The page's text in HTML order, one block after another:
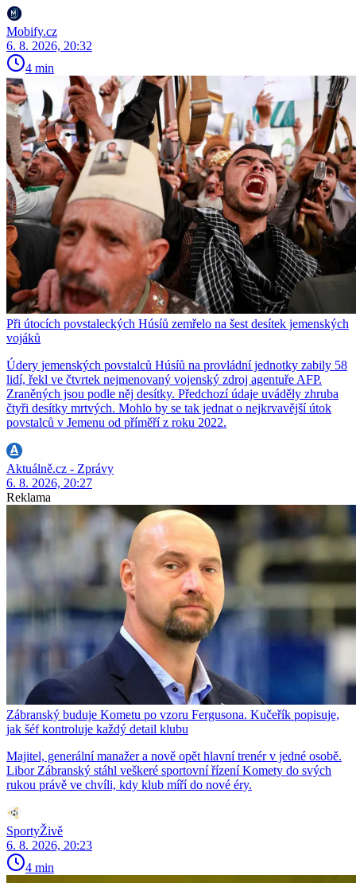
Mobify.cz
6. 8. 2026, 20:32
4 min
Při útocích povstaleckých Húsíů zemřelo na šest desítek jemenských
vojáků
Údery jemenských povstalců Húsíů na provládní jednotky zabily 58
lidí, řekl ve čtvrtek nejmenovaný vojenský zdroj agentuře AFP.
Zraněných jsou podle něj desítky. Předchozí údaje uváděly zhruba
čtyři desítky mrtvých. Mohlo by se tak jednat o nejkrvavější útok
povstalců v Jemenu od příměří z roku 2022.
Aktuálně.cz - Zprávy
6. 8. 2026, 20:27
Reklama
Zábranský buduje Kometu po vzoru Fergusona. Kučeřík popisuje,
jak šéf kontroluje každý detail klubu
Majitel, generální manažer a nově opět hlavní trenér v jedné osobě.
Libor Zábranský stáhl veškeré sportovní řízení Komety do svých
rukou právě ve chvíli, kdy klub míří do nové éry.
SportyŽivě
6. 8. 2026, 20:23
4 min